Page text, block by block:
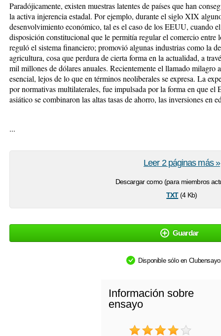
Paradójicamente, existen muestras latentes de países que han
la activa injerencia estadal. Por ejemplo, durante el siglo XIX
desenvolvimiento económico, tal es el caso de los EEUU, cuando
disposición constitucional que le permitía regular el comercio entre
reguló el sistema financiero; promovió algunas industrias como la
agricultura, cosa que perdura de cierta forma en la actualidad, a
mil millones de dólares anuales. Recientemente el llamado milagro
esencial, lejos de lo que en términos neoliberales se expresa. La
por normativas multilaterales, fue impulsada por la forma en que el
asiático se combinaron las altas tasas de ahorro, las inversiones en
...
Descargar como (para miembros
txt(4 Kb)
Leer 2 páginas más »
Guardar
Disponible sólo en
Información sobre
ensayo